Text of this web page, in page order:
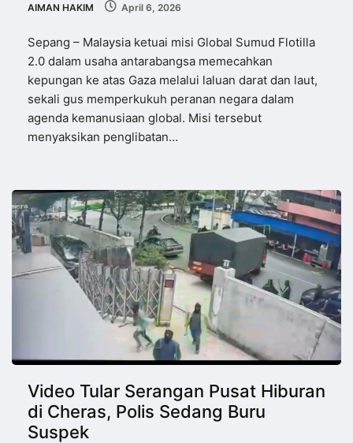
AIMAN HAKIM April 6, 2026
Sepang – Malaysia ketuai misi Global Sumud Flotilla
2.0 dalam usaha antarabangsa memecahkan
kepungan ke atas Gaza melalui laluan darat dan laut,
sekali gus memperkukuh peranan negara dalam
agenda kemanusiaan global. Misi tersebut
menyaksikan penglibatan…
Video Tular Serangan Pusat Hiburan
di Cheras, Polis Sedang Buru
Suspek